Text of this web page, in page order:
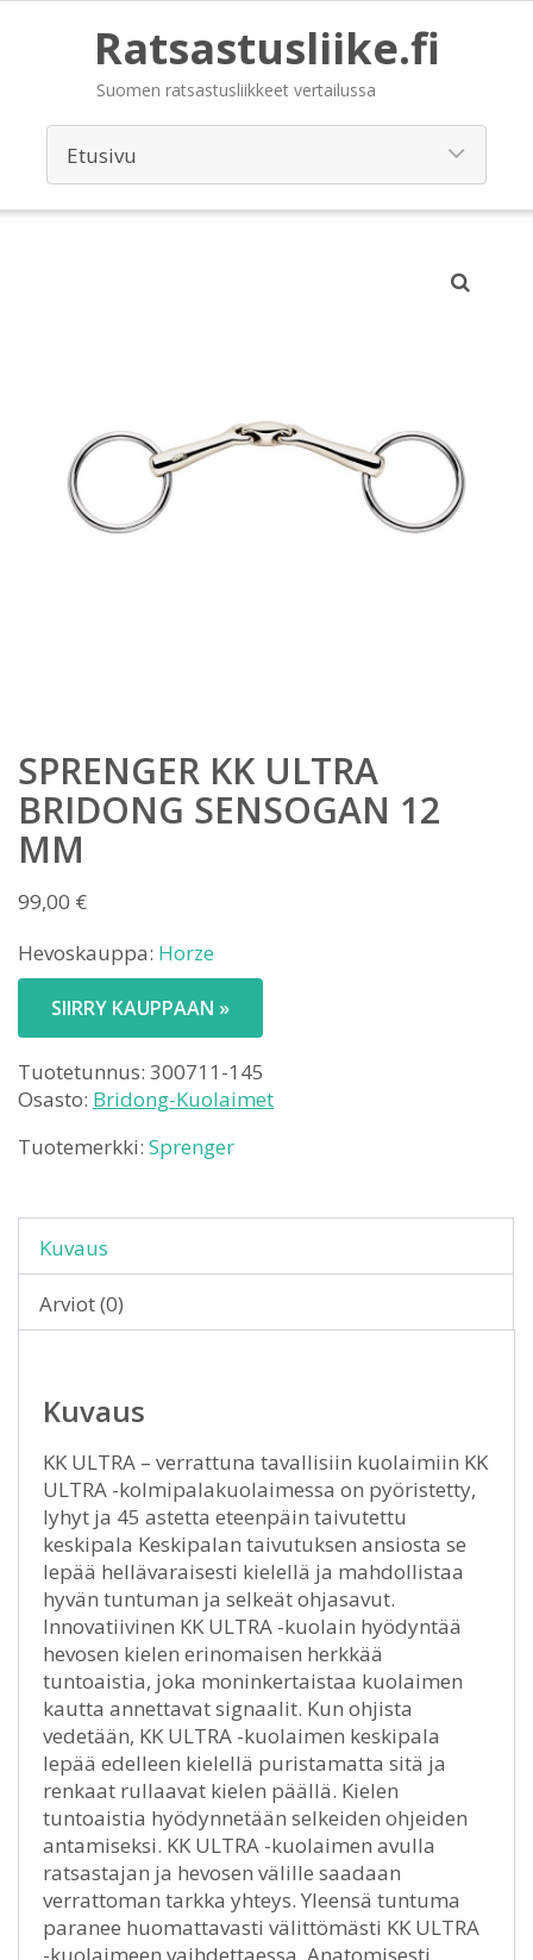
Ratsastusliike.fi
Suomen ratsastusliikkeet vertailussa
SPRENGER KK ULTRA
BRIDONG SENSOGAN 12
MM
99,00 €
Hevoskauppa: Horze
SIIRRY KAUPPAAN »
Tuotetunnus: 300711-145
Osasto: Bridong-Kuolaimet
Tuotemerkki: Sprenger
Kuvaus
Arviot (0)
Kuvaus
KK ULTRA – verrattuna tavallisiin kuolaimiin KK
ULTRA -kolmipalakuolaimessa on pyöristetty,
lyhyt ja 45 astetta eteenpäin taivutettu
keskipala Keskipalan taivutuksen ansiosta se
lepää hellävaraisesti kielellä ja mahdollistaa
hyvän tuntuman ja selkeät ohjasavut.
Innovatiivinen KK ULTRA -kuolain hyödyntää
hevosen kielen erinomaisen herkkää
tuntoaistia, joka moninkertaistaa kuolaimen
kautta annettavat signaalit. Kun ohjista
vedetään, KK ULTRA -kuolaimen keskipala
lepää edelleen kielellä puristamatta sitä ja
renkaat rullaavat kielen päällä. Kielen
tuntoaistia hyödynnetään selkeiden ohjeiden
antamiseksi. KK ULTRA -kuolaimen avulla
ratsastajan ja hevosen välille saadaan
verrattoman tarkka yhteys. Yleensä tuntuma
paranee huomattavasti välittömästi KK ULTRA